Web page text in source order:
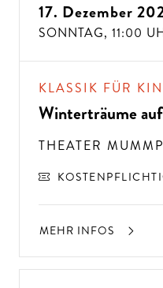
17. Dezember
SONNTAG, 11:00
KLASSIK FÜR
Winterträume
THEATER
MEHR INFOS